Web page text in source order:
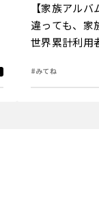
【家族アル
違っても、家
世界累計利用
を8月3日（月
#みてね